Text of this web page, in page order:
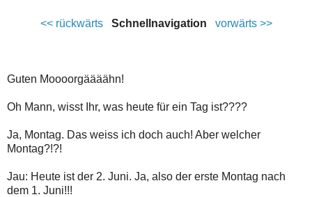
<< rückwärtsSchnellnavigation vorwärts >>
Guten Moooorgäääähn!
Oh Mann, wisst Ihr, was heute für ein Tag ist????
Ja, Montag. Das weiss ich doch auch! Aber welcher
Montag?!?!
Jau: Heute ist der 2. Juni. Ja, also der erste Montag nach
dem 1. Juni!!!